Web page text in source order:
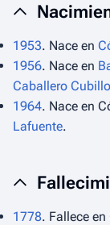
1953. Nace en
1956. Nace en
Caballero Cubillo
1964. Nace en
Lafuente.
1778. Fallece en